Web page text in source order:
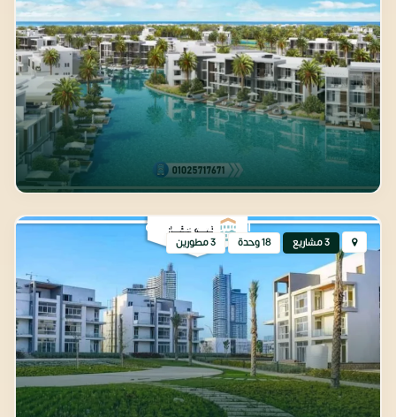
3 مشاريع 18 وحدة 3 مطورين
التوسعات الشمالية